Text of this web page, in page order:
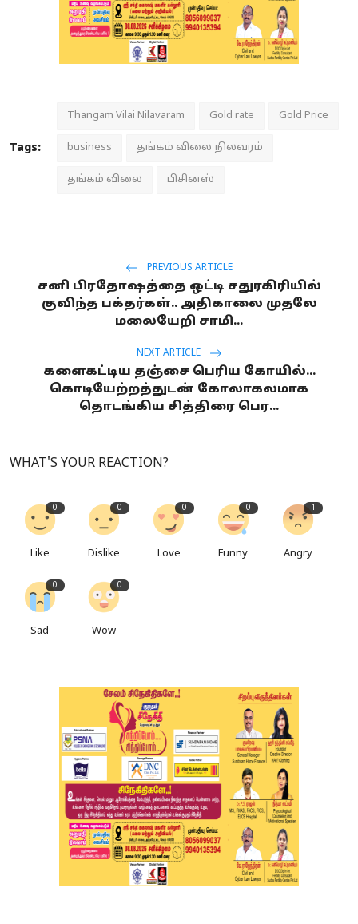
Tags:
Thangam Vilai Nilavaram Gold rate Gold Price
business தங்கம் விலை நிலவரம்
தங்கம் விலை பிசினஸ்
PREVIOUS ARTICLE
சனி பிரதோஷத்தை ஒட்டி சதுரகிரியில்
குவிந்த பக்தர்கள்.. அதிகாலை முதலே
மலையேறி சாமி...
NEXT ARTICLE
களைகட்டிய தஞ்சை பெரிய கோயில்...
கொடியேற்றத்துடன் கோலாகலமாக
தொடங்கிய சித்திரை பெர...
WHAT'S YOUR REACTION?
0
Like
0
Dislike
0
Love
0
Funny
1
Angry
0
Sad
0
Wow